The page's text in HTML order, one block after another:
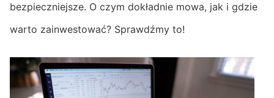
bezpieczniejsze. O czym dokładnie mowa, jak i gdzie
warto zainwestować? Sprawdźmy to!